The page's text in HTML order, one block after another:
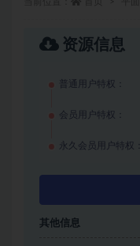
资源信息
普通用户特权：
会员用户特权：
永久会员用户特权：
其他信息